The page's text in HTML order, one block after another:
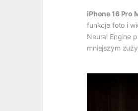
iPhone 16 Pro
funkcje foto i
Neural Engine
mniejszym